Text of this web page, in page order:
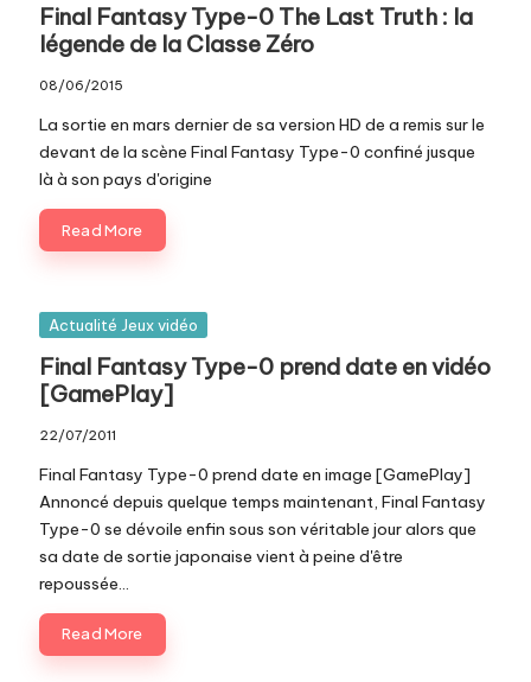
Final Fantasy Type-0 The Last Truth : la
légende de la Classe Zéro
08/06/2015
La sortie en mars dernier de sa version HD de a remis sur le
devant de la scène Final Fantasy Type-0 confiné jusque
là à son pays d'origine
Read More
Posted
Actualité Jeux vidéo
Final Fantasy Type-0 prend date en vidéo
[GamePlay]
22/07/2011
Final Fantasy Type-0 prend date en image [GamePlay]
Annoncé depuis quelque temps maintenant, Final Fantasy
Type-0 se dévoile enfin sous son véritable jour alors que
sa date de sortie japonaise vient à peine d'être
repoussée...
Read More